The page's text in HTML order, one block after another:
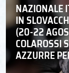
NAZIONALE
IN
(20-22
COLAROSSI
AZZURRE